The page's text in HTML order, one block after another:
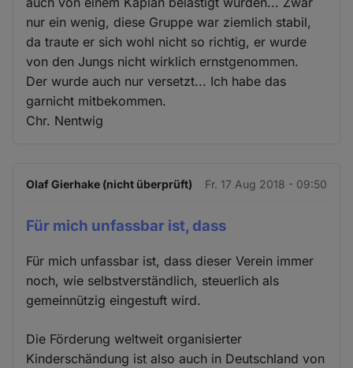
nur ein wenig, diese Gruppe war ziemlich stabil,
da traute er sich wohl nicht so richtig, er wurde
von den Jungs nicht wirklich ernstgenommen.
Der wurde auch nur versetzt... Ich habe das
garnicht mitbekommen.
Chr. Nentwig
Olaf Gierhake (nicht überprüft) Fr. 17 Aug 2018 - 09:50
Für mich unfassbar ist, dass
Für mich unfassbar ist, dass dieser Verein immer
noch, wie selbstverständlich, steuerlich als
gemeinnützig eingestuft wird.
Die Förderung weltweit organisierter
Kinderschändung ist also auch in Deutschland von